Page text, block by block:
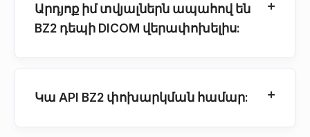
Արդյոք իմ տվյալներն ապահով են
BZ2 դեպի DICOM վերափոխելիս:
Կա API BZ2 փոխարկման համար: